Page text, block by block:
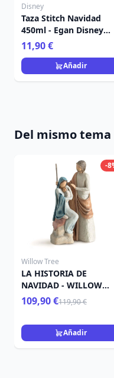
Disney
Taza Stitch Navidad
450ml - Egan Disney
Home
11,90 €
Añadir
Del mismo tema
-
Willow Tree
LA HISTORIA DE
NAVIDAD - WILLOW
TREE
109,90 €119,90 €
Añadir